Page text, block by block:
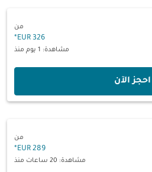
من
326 EUR
*
مشاهدة: 1 يوم منذ
‫احجز الآن‬
من
289 EUR
*
مشاهدة: 20 ساعات منذ